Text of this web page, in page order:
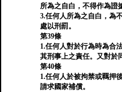
所為之自白，不得作為證
3.任何人所為之自白，為
處以刑罰。
第39條
1.任何人對於行為時為合
其刑事上之責任。又對於
第40條
1.任何人於被拘禁或羈押
請求國家補償。